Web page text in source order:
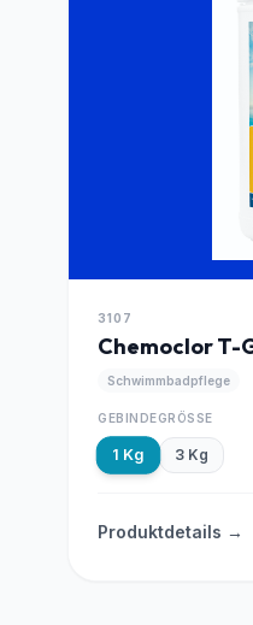
3107
Chemoclor T-
Schwimmbadpflege
GEBINDEGRÖSSE
1 Kg 3 Kg
Produktdetails →